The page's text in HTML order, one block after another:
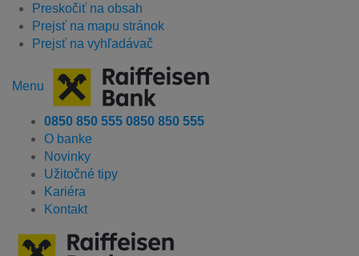
Preskočiť na obsah
Prejsť na mapu stránok
Prejsť na vyhľadávač
Menu
0850 850 555 0850 850 555
O banke
Novinky
Užitočné tipy
Kariéra
Kontakt